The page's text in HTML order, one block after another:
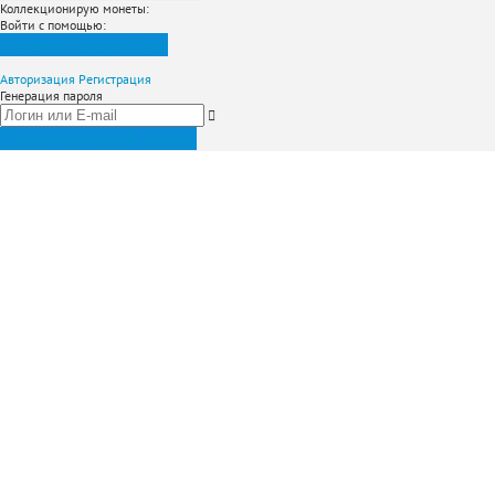
Коллекционирую монеты:
Войти с помощью:
Авторизация Регистрация
Генерация пароля